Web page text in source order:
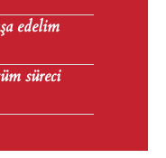
edelim
süreci